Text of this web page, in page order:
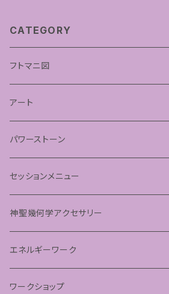
CATEGORY
フトマニ図
あわうた
アート
神聖幾何学フラワーオブライフ
神聖幾何学シードオブライフ
パステルマンダラアート
パワーストーン
セッションメニュー
神聖幾何学アクセサリー
ペンダント
エネルギーワーク
フラーレンプロテクション
ワークショップ